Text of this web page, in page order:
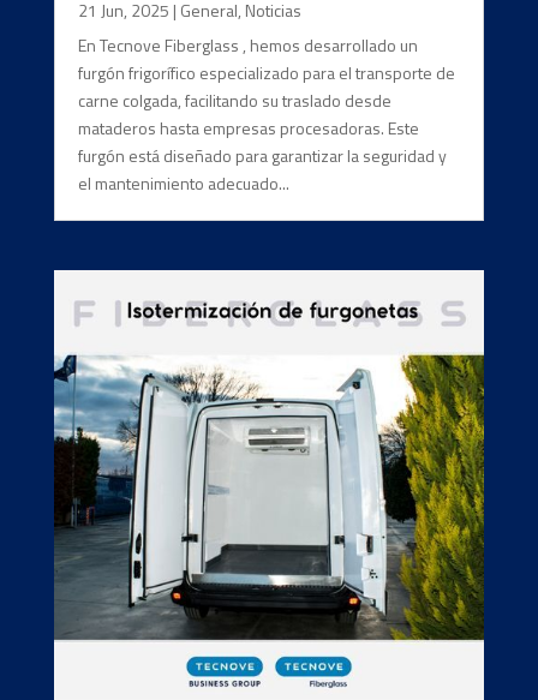
21 Jun, 2025 | General, Noticias
En Tecnove Fiberglass , hemos desarrollado un
furgón frigorífico especializado para el transporte de
carne colgada, facilitando su traslado desde
mataderos hasta empresas procesadoras. Este
furgón está diseñado para garantizar la seguridad y
el mantenimiento adecuado...